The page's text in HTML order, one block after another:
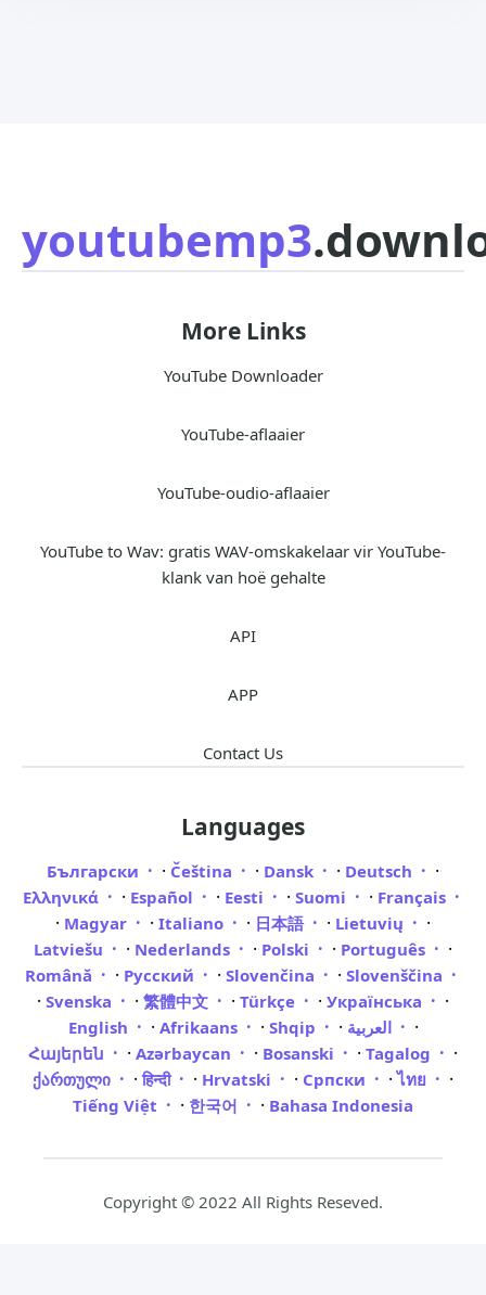
youtubemp3
More Links
YouTube Downloader
YouTube-aflaaier
YouTube-oudio-aflaaier
YouTube to Wav: gratis WAV-omskakelaar vir YouTube-
klank van hoë gehalte
API
APP
Contact Us
Languages
Български · Čeština · Dansk · Deutsch ·
Ελληνικά · Español · Eesti · Suomi · Français
· Magyar · Italiano · 日本語 · Lietuvių ·
Latviešu · Nederlands · Polski · Português ·
Română · Русский · Slovenčina · Slovenščina
· Svenska · 繁體中文 · Türkçe · Українська ·
English · Afrikaans · Shqip · العربية ·
Հայերեն · Azərbaycan · Bosanski · Tagalog ·
ქართული · हिन्दी · Hrvatski · Српски ·ไทย ·
Tiếng Việt · 한국어 · Bahasa Indonesia
Copyright © 2022 All Rights Reseved.